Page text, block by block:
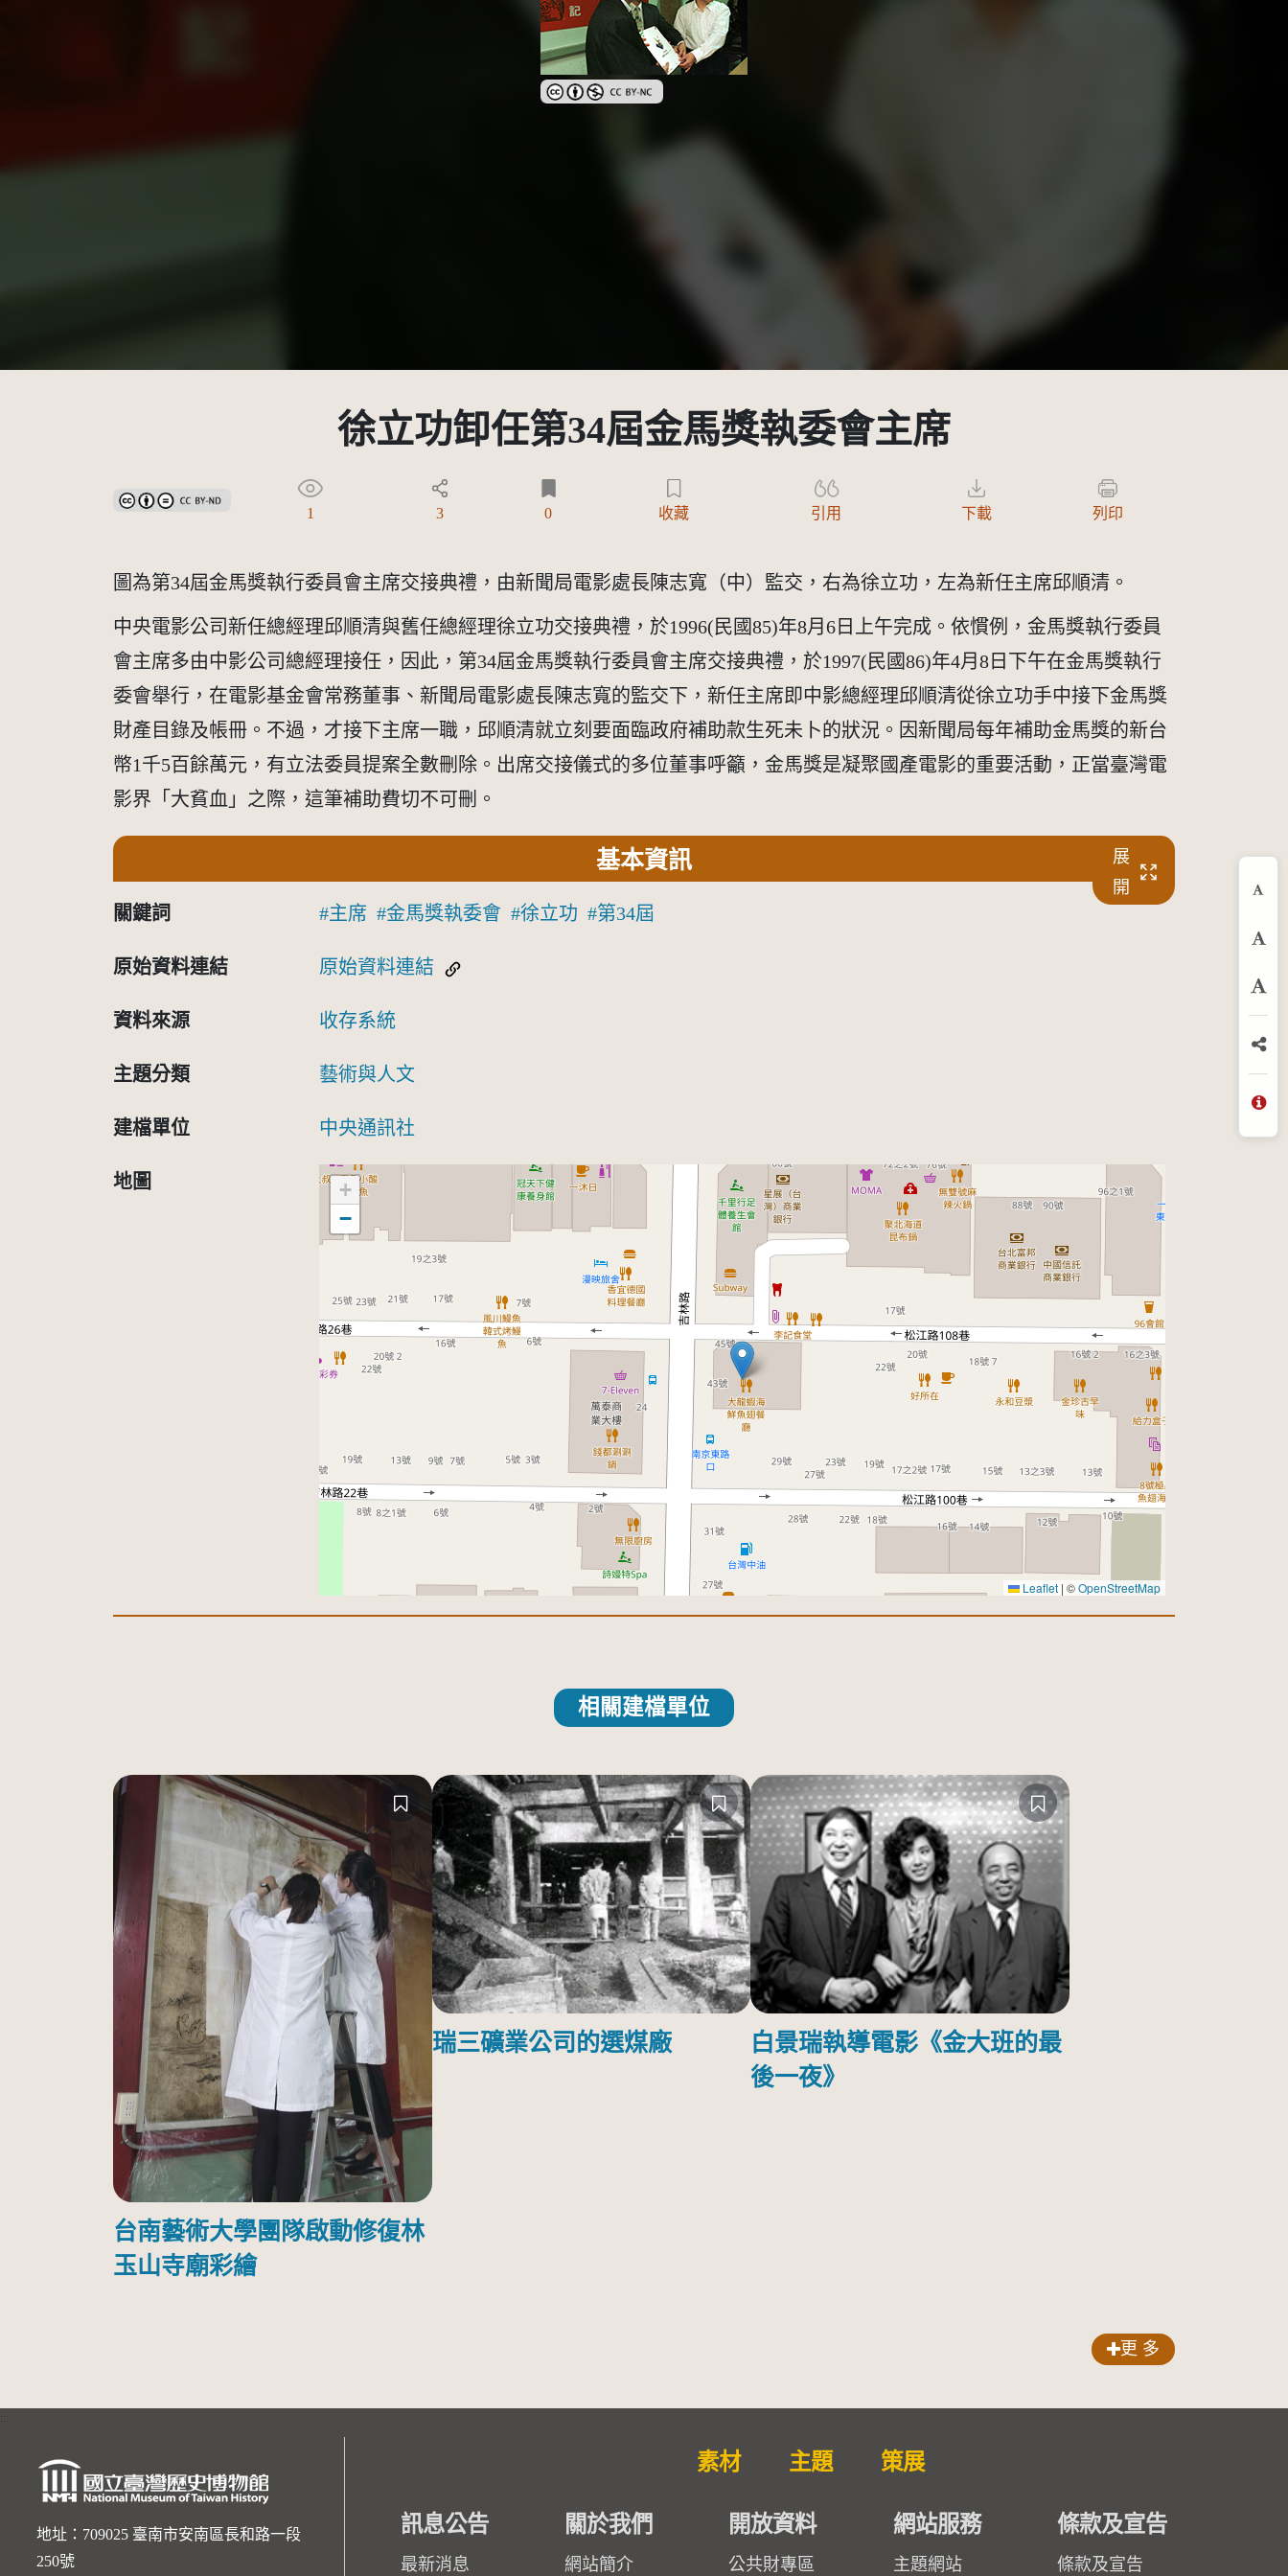
創用CC姓名標示-非商業性 3.0 台灣及其後版本(CC BY-NC 3.0 TW +)
徐立功卸任第34屆金馬獎執委會主席
創用CC姓名標示-禁止改作 3.0 台灣及其後版本(CC BY-ND 3.0 TW +)
1 3 0 收藏 引用 下載 列印
圖為第34屆金馬獎執行委員會主席交接典禮，由新聞局電影處長陳志寬（中）監交，右為徐立功，左為新任主席邱順清。
中央電影公司新任總經理邱順清與舊任總經理徐立功交接典禮，於1996(民國85)年8月6日上午完成。依慣例，金馬獎執行委員
會主席多由中影公司總經理接任，因此，第34屆金馬獎執行委員會主席交接典禮，於1997(民國86)年4月8日下午在金馬獎執行
委會舉行，在電影基金會常務董事、新聞局電影處長陳志寬的監交下，新任主席即中影總經理邱順清從徐立功手中接下金馬獎
財產目錄及帳冊。不過，才接下主席一職，邱順清就立刻要面臨政府補助款生死未卜的狀況。因新聞局每年補助金馬獎的新台
幣1千5百餘萬元，有立法委員提案全數刪除。出席交接儀式的多位董事呼籲，金馬獎是凝聚國產電影的重要活動，正當臺灣電
影界「大貧血」之際，這筆補助費切不可刪。
基本資訊
展
開
關鍵詞 主席 金馬獎執委會 徐立功 第34屆
原始資料連結 原始資料連結
資料來源 收存系統
主題分類 藝術與人文
建檔單位 中央通訊社
地圖
+
−
Leaflet | ©OpenStreetMap
相關建檔單位
台南藝術大學團隊啟動修復林
玉山寺廟彩繪
瑞三礦業公司的選煤廠
白景瑞執導電影《金大班的最
後一夜》
更 多
放
分
地址：709025 臺南市安南區長和路一段
250號
素材 主題 策展
訊息公告
最新消息
關於我們
網站簡介
開放資料
公共財專區
網站服務
主題網站
條款及宣告
條款及宣告